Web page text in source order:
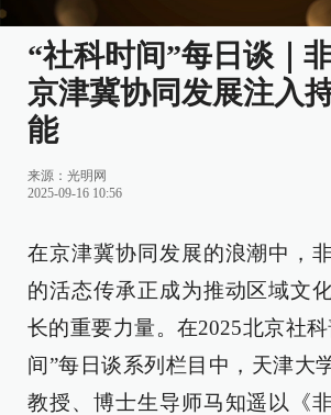
“社科时间”每日谈｜
京津冀协同发展注入
能
来源： 光明网
2025-09-16 10:56
在京津冀协同发展的浪潮中，
的活态传承正成为推动区域文
长的重要力量。在2025北京社
间”每日谈系列栏目中，天津大
教授、博士生导师马知遥以《